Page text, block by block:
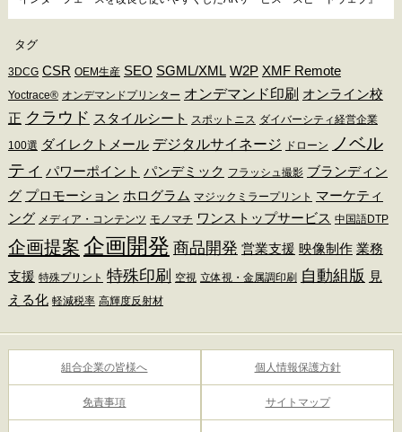
タグ
3DCG CSR OEM生産 SEO SGML/XML W2P XMF Remote
Yoctrace® オンデマンドプリンター オンデマンド印刷 オンライン校
正 クラウド スタイルシート スポットニス ダイバーシティ経営企業
100選 ダイレクトメール デジタルサイネージ ドローン
ノベル
ティ パワーポイント パンデミック フラッシュ撮影 ブランディン
グ プロモーション ホログラム マジックミラープリント マーケティ
ング メディア・コンテンツ モノマチ ワンストップサービス 中国語DTP
企画提案 企画開発 商品開発 営業支援 映像制作 業務
支援 特殊プリント 特殊印刷 空視 立体視・金属調印刷 自動組版 見
える化 軽減税率 高輝度反射材
組合企業の皆様へ 個人情報保護方針
免責事項 サイトマップ